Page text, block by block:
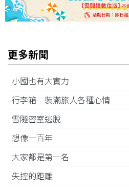
更多新聞
小國也有大實力
行李箱 裝滿旅人各種心情
雪隧密室逃脫
想像一百年
大家都是第一名
失控的距離